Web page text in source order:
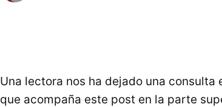
Una lectora nos ha dejado una consulta
que acompaña este post en la parte